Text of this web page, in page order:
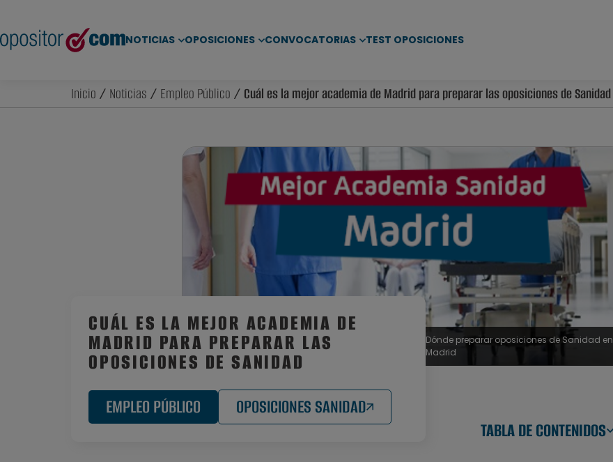
NOTICIAS OPOSICIONES CONVOCATORIAS TEST OPOSICIONES
Inicio / Noticias / Empleo Público / Cuál es la mejor academia de Madrid para preparar las oposiciones de Sanidad
Dónde preparar oposiciones de Sanidad en
Madrid
CUÁL ES LA MEJOR ACADEMIA DE
MADRID PARA PREPARAR LAS
OPOSICIONES DE SANIDAD
EMPLEO PÚBLICO
OPOSICIONES SANIDAD
TABLA DE CONTENIDOS